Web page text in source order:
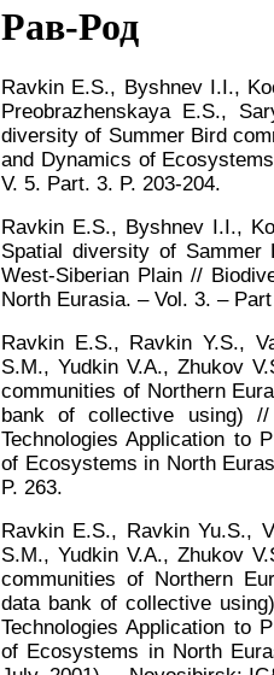
Рав-Род
Ravkin E.S., Byshnev I.I.,
Preobrazhenskaya E.S.,
diversity of Summer Bird
and Dynamics of
V. 5. Part. 3. P. 203-204.
Ravkin E.S., Byshnev I.I.,
Spatial diversity of Sammer
West-Siberian Plain //
North Eurasia. – Vol. 3. –
Ravkin E.S., Ravkin Y.S.,
S.M., Yudkin V.A., Zhukov
communities of Northern
bank of collective using)
Technologies Application to
of Ecosystems in North
P. 263.
Ravkin E.S., Ravkin Yu.S.,
S.M., Yudkin V.A., Zhukov
communities of Northern
data bank of collective
Technologies Application to
of Ecosystems in North